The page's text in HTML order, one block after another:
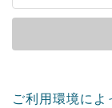
ご利用環境に